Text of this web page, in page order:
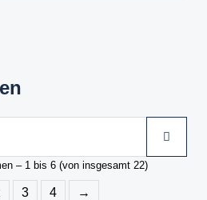
– 1 bis 6 (von insgesamt 22)
3 4 →